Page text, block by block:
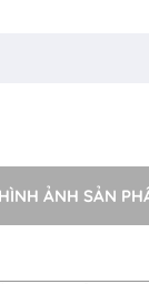
HÌNH ẢNH SẢN